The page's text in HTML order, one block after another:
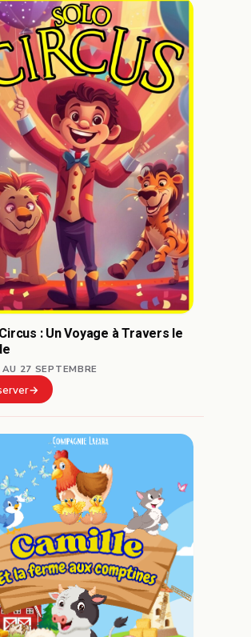
: Un Voyage à Travers le
27 SEPTEMBRE